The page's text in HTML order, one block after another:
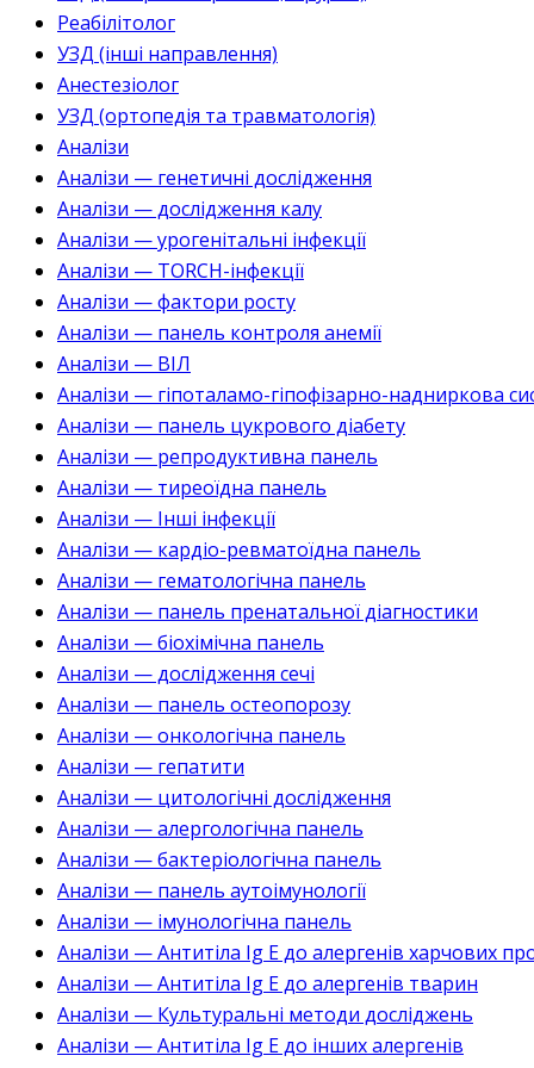
Реабілітолог
УЗД (інші направлення)
Анестезіолог
УЗД (ортопедія та травматологія)
Аналізи
Аналізи — генетичні дослідження
Аналізи — дослідження калу
Аналізи — урогенітальні інфекції
Аналізи — TORCH-інфекції
Аналізи — фактори росту
Аналізи — панель контроля анемії
Аналізи — ВІЛ
Аналізи — гіпоталамо-гіпофізарно-надниркова
Аналізи — панель цукрового діабету
Аналізи — репродуктивна панель
Аналізи — тиреоїдна панель
Аналізи — Інші інфекції
Аналізи — кардіо-ревматоїдна панель
Аналізи — гематологічна панель
Аналізи — панель пренатальної діагностики
Аналізи — біохімічна панель
Аналізи — дослідження сечі
Аналізи — панель остеопорозу
Аналізи — онкологічна панель
Аналізи — гепатити
Аналізи — цитологічні дослідження
Аналізи — алергологічна панель
Аналізи — бактеріологічна панель
Аналізи — панель аутоімунології
Аналізи — імунологічна панель
Аналізи — Антитіла Ig E до алергенів харчових
Аналізи — Антитіла Ig E до алергенів тварин
Аналізи — Культуральні методи досліджень
Аналізи — Антитіла Ig E до інших алергенів